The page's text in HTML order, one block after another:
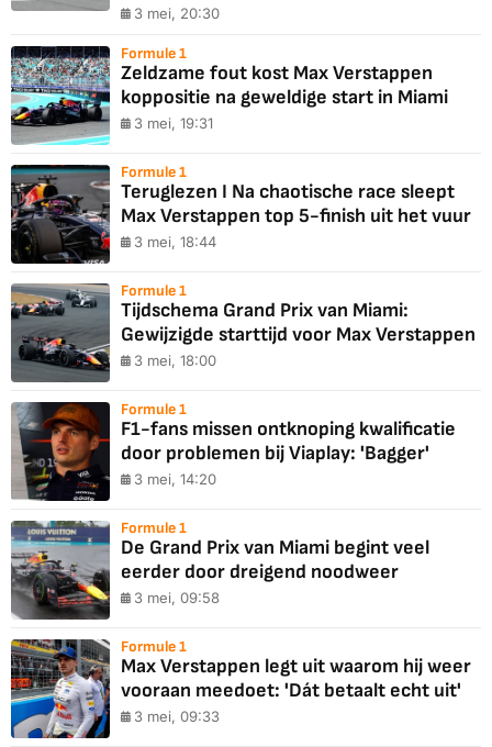
3 mei, 20:30
Formule 1
Zeldzame fout kost Max Verstappen
koppositie na geweldige start in Miami
3 mei, 19:31
Formule 1
Teruglezen I Na chaotische race sleept
Max Verstappen top 5-finish uit het vuur
3 mei, 18:44
Formule 1
Tijdschema Grand Prix van Miami:
Gewijzigde starttijd voor Max Verstappen
3 mei, 18:00
Formule 1
F1-fans missen ontknoping kwalificatie
door problemen bij Viaplay: 'Bagger'
3 mei, 14:20
Formule 1
De Grand Prix van Miami begint veel
eerder door dreigend noodweer
3 mei, 09:58
Formule 1
Max Verstappen legt uit waarom hij weer
vooraan meedoet: 'Dát betaalt echt uit'
3 mei, 09:33